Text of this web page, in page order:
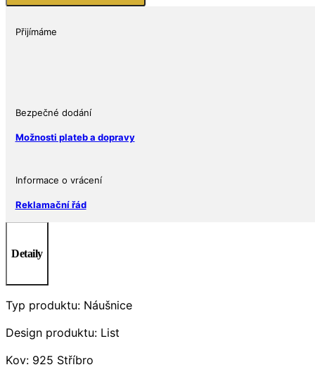
Přijímáme
Bezpečné dodání
Možnosti plateb a dopravy
Informace o vrácení
Reklamační řád
Detaily
Typ produktu: Náušnice
Design produktu: List
Kov: 925 Stříbro